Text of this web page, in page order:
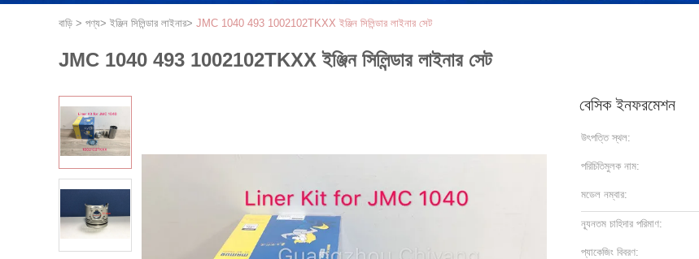
বাড়ি > পণ্য> ইঞ্জিন সিলিন্ডার লাইনার> JMC 1040 493 1002102TKXX ইঞ্জিন সিলিন্ডার লাইনার সেট
JMC 1040 493 1002102TKXX ইঞ্জিন সিলিন্ডার লাইনার সেট
বেসিক ইনফরমেশন
উৎপত্তি স্থল:
পরিচিতিমুলক নাম:
মডেল নম্বার:
ন্যূনতম চাহিদার পরিমাণ:
প্যাকেজিং বিবরণ: